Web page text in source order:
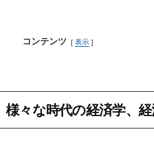
コンテンツ 表示
様々な時代の経済学、